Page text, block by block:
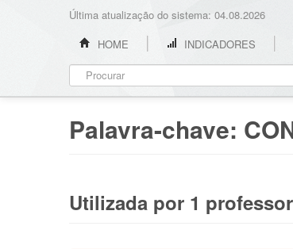
Última atualização do sistema: 04.08.2026
HOME
INDICADORES
Palavra-chave:
Utilizada por 1